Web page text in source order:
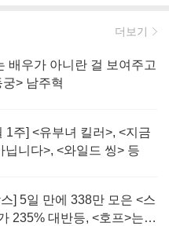
더보기
배우가 아니란 걸 보여주고
궁> 남주혁
1주] <유부녀 킬러>, <지금
닙니다>, <와일드 씽> 등
] 5일 만에 338만 모은 <스
235% 대반등, <호프>는